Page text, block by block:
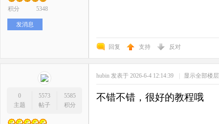
积分 5348
发消息
回复 支持 反对
0
主题
5573
帖子
5585
积分
hubin 发表于 2026-6-4 12:14:39 | 显示全部楼层
不错不错，很好的教程哦